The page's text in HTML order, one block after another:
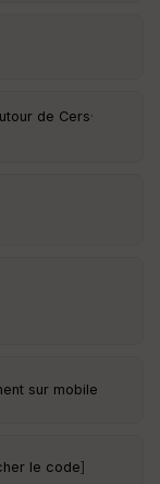
de Cers·
sur mobile
le code]